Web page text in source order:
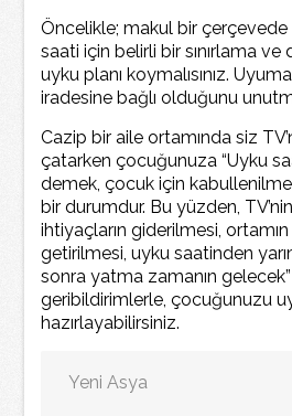
Öncelikle; makul bir
saati için belirli bir sınırlama
uyku planı koymalısınız.
iradesine bağlı olduğunu
Cazip bir aile ortamında siz
çatarken çocuğunuza “Uyku
demek, çocuk için
bir durumdur. Bu yüzden,
ihtiyaçların giderilmesi,
getirilmesi, uyku saatinden
sonra yatma zamanın
geribildirimlerle, çocuğunuzu
hazırlayabilirsiniz.
Yeni Asya